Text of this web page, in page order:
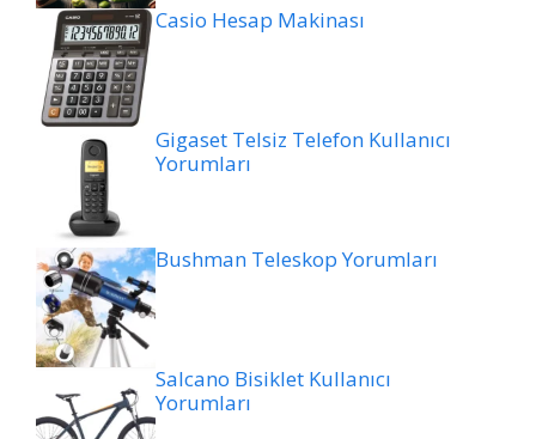
Casio Hesap Makinası
Gigaset Telsiz Telefon Kullanıcı
Yorumları
Bushman Teleskop Yorumları
Salcano Bisiklet Kullanıcı
Yorumları